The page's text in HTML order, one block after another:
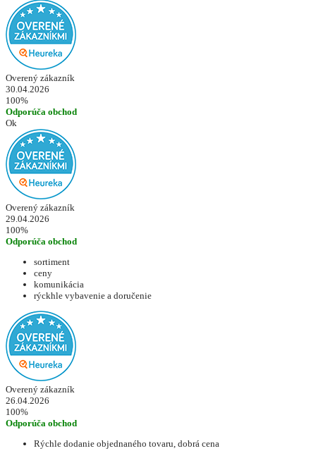
Overený zákazník
30.04.2026
100%
Odporúča obchod
Ok
Overený zákazník
29.04.2026
100%
Odporúča obchod
sortiment
ceny
komunikácia
rýckhle vybavenie a doručenie
Overený zákazník
26.04.2026
100%
Odporúča obchod
Rýchle dodanie objednaného tovaru, dobrá cena